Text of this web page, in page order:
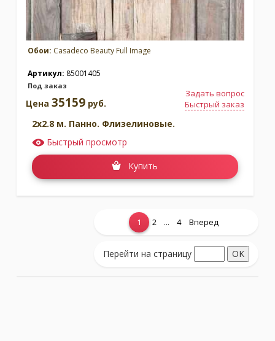
Обои: Casadeco Beauty Full Image
Артикул: 85001405
Под заказ
Задать вопрос
Быстрый заказ
Цена 35159 руб.
2x2.8 м. Панно. Флизелиновые.
Быстрый просмотр
Купить
Показать еще...
1 2 ... 4 Вперед
Перейти на страницу